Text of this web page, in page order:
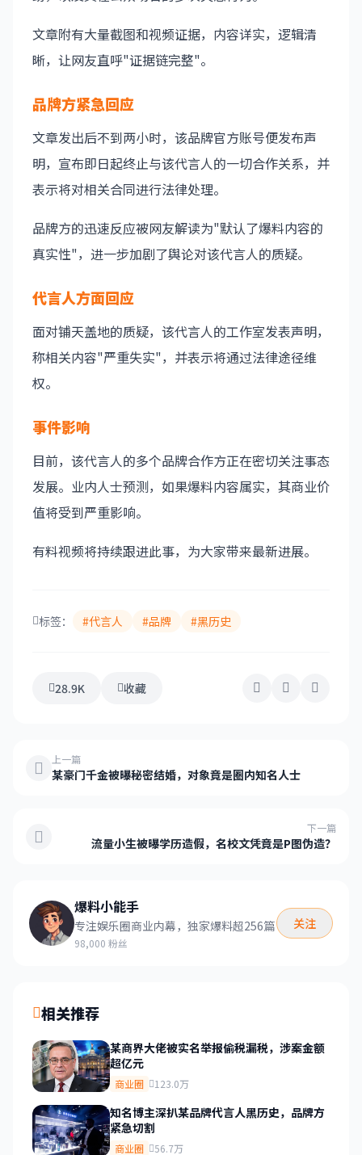
文章附有大量截图和视频证据，内容详实，逻辑清
晰，让网友直呼"证据链完整"。
品牌方紧急回应
文章发出后不到两小时，该品牌官方账号便发布声
明，宣布即日起终止与该代言人的一切合作关系，并
表示将对相关合同进行法律处理。
品牌方的迅速反应被网友解读为"默认了爆料内容的
真实性"，进一步加剧了舆论对该代言人的质疑。
代言人方面回应
面对铺天盖地的质疑，该代言人的工作室发表声明，
称相关内容"严重失实"，并表示将通过法律途径维
权。
事件影响
目前，该代言人的多个品牌合作方正在密切关注事态
发展。业内人士预测，如果爆料内容属实，其商业价
值将受到严重影响。
有料视频将持续跟进此事，为大家带来最新进展。
标签： #代言人 #品牌 #黑历史
28.9K 收藏
上一篇
某豪门千金被曝秘密结婚，对象竟是圈内知名人士
下一篇
流量小生被曝学历造假，名校文凭竟是P图伪造？
爆料小能手
专注娱乐圈商业内幕，独家爆料超256篇
98,000 粉丝
关注
相关推荐
某商界大佬被实名举报偷税漏税，涉案金额
超亿元
商业圈 123.0万
知名博主深扒某品牌代言人黑历史，品牌方
紧急切割
商业圈 56.7万